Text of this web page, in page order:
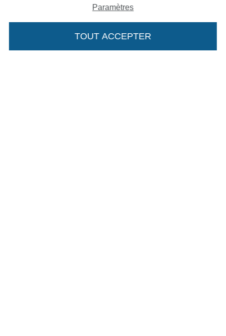
Ajouter à mon panier
Protection des données
Droit de rétractation
Paramètres
TOUT ACCEPTER